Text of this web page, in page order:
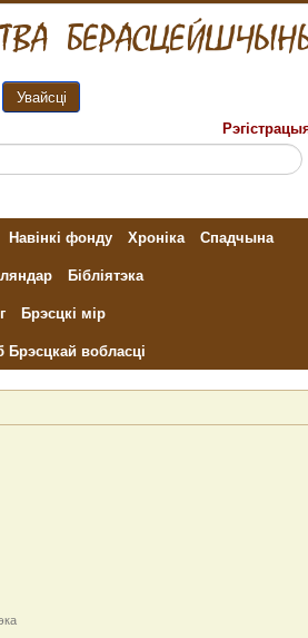
Увайсці
Навінкі фонду Хроніка
Спадчына
Бібліятэка
Брэсцкі мір
Брэсцкай вобласці